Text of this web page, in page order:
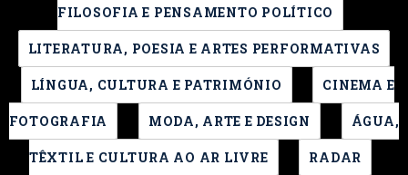
FILOSOFIA E PENSAMENTO POLÍTICO
LITERATURA, POESIA E ARTES PERFORMATIVAS
LÍNGUA, CULTURA E PATRIMÓNIO CINEMA E
FOTOGRAFIA MODA, ARTE E DESIGN ÁGUA,
TÊXTIL E CULTURA AO AR LIVRE RADAR